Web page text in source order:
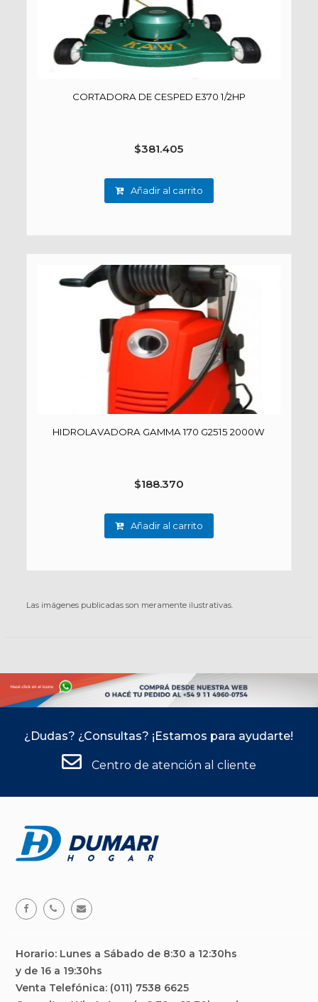
CORTADORA DE CESPED E370 1/2HP
$381.405
Añadir al carrito
HIDROLAVADORA GAMMA 170 G2515 2000W
$188.370
Añadir al carrito
Las imágenes publicadas son meramente ilustrativas.
¿Dudas? ¿Consultas? ¡Estamos para ayudarte!
Centro de atención al cliente
Horario: Lunes a Sábado de 8:30 a 12:30hs
y de 16 a 19:30hs
Venta Telefónica: (011) 7538 6625